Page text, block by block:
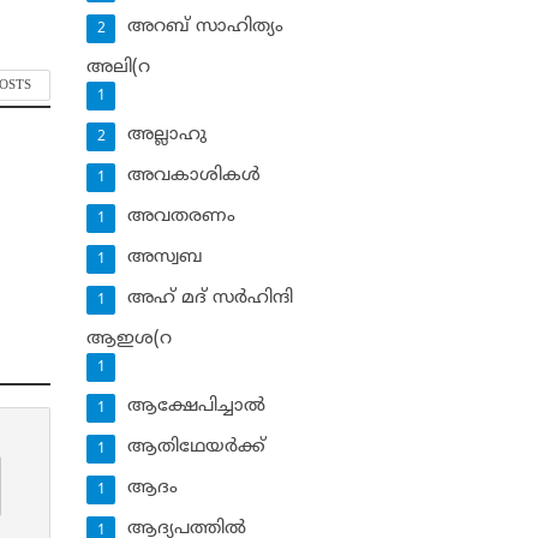
അറബ് സാഹിത്യം
2
അലി(റ
1
അല്ലാഹു
2
അവകാശികള്‍
1
അവതരണം
1
അസ്വബ
1
അഹ് മദ് സര്‍ഹിന്ദി
1
ആഇശ(റ
1
ആക്ഷേപിച്ചാല്‍
1
ആതിഥേയര്‍ക്ക്
1
ആദം
1
ആദ്യപത്തില്‍
1